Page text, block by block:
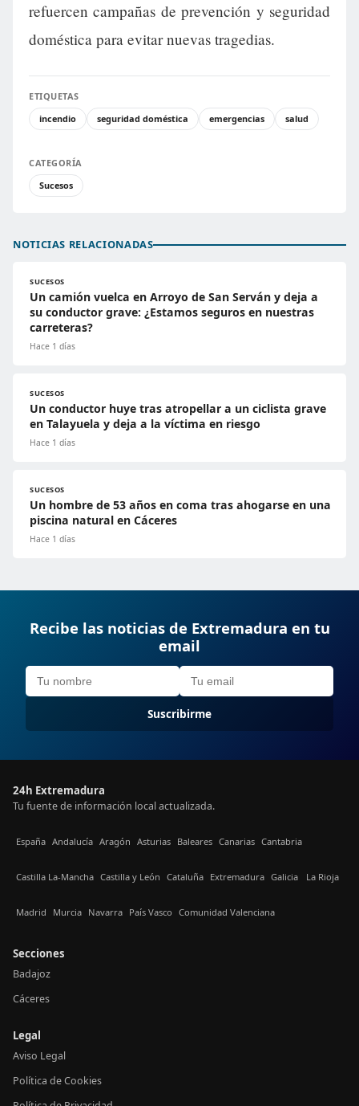
refuercen campañas de prevención y seguridad
doméstica para evitar nuevas tragedias.
ETIQUETAS
incendio
seguridad doméstica emergencias salud
CATEGORÍA
Sucesos
NOTICIAS RELACIONADAS
SUCESOS
Un camión vuelca en Arroyo de San Serván y deja a
su conductor grave: ¿Estamos seguros en nuestras
carreteras?
Hace 1 días
SUCESOS
Un conductor huye tras atropellar a un ciclista grave
en Talayuela y deja a la víctima en riesgo
Hace 1 días
SUCESOS
Un hombre de 53 años en coma tras ahogarse en una
piscina natural en Cáceres
Hace 1 días
Recibe las noticias de Extremadura en tu
email
Suscribirme
24h Extremadura
Tu fuente de información local actualizada.
España Andalucía Aragón Asturias Baleares Canarias Cantabria
Castilla La-Mancha Castilla y León Cataluña Extremadura Galicia La Rioja
Madrid Murcia Navarra País Vasco Comunidad Valenciana
Secciones
Badajoz
Cáceres
Legal
Aviso Legal
Política de Cookies